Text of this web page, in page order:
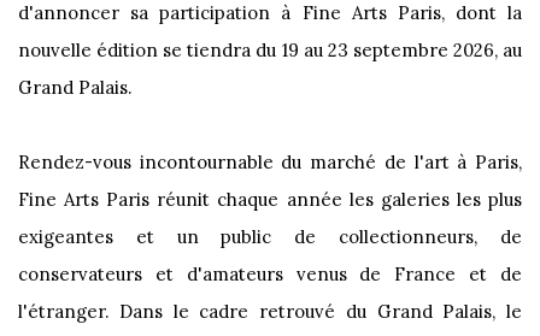
d'annoncer sa participation à Fine Arts Paris, dont la
nouvelle édition se tiendra du 19 au 23 septembre 2026, au
Grand Palais.
Rendez-vous incontournable du marché de l'art à Paris,
Fine Arts Paris réunit chaque année les galeries les plus
exigeantes et un public de collectionneurs, de
conservateurs et d'amateurs venus de France et de
l'étranger. Dans le cadre retrouvé du Grand Palais, le